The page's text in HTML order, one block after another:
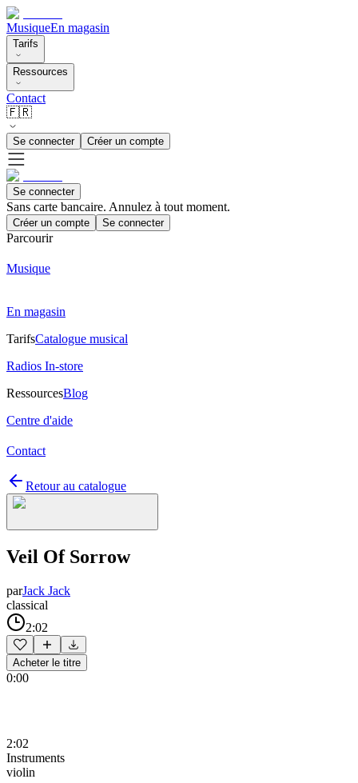
MusiqueEn magasin
Tarifs
Ressources
Contact
🇫🇷
Se connecter Créer un compte
Se connecter
Sans carte bancaire. Annulez à tout moment.
Créer un compte Se connecter
Parcourir
Musique
En magasin
TarifsCatalogue musical
Radios In-store
RessourcesBlog
Centre d'aide
Contact
Retour au catalogue
Veil Of Sorrow
parJack Jack
classical
2:02
Acheter le titre
0:00
2:02
Instruments
violin